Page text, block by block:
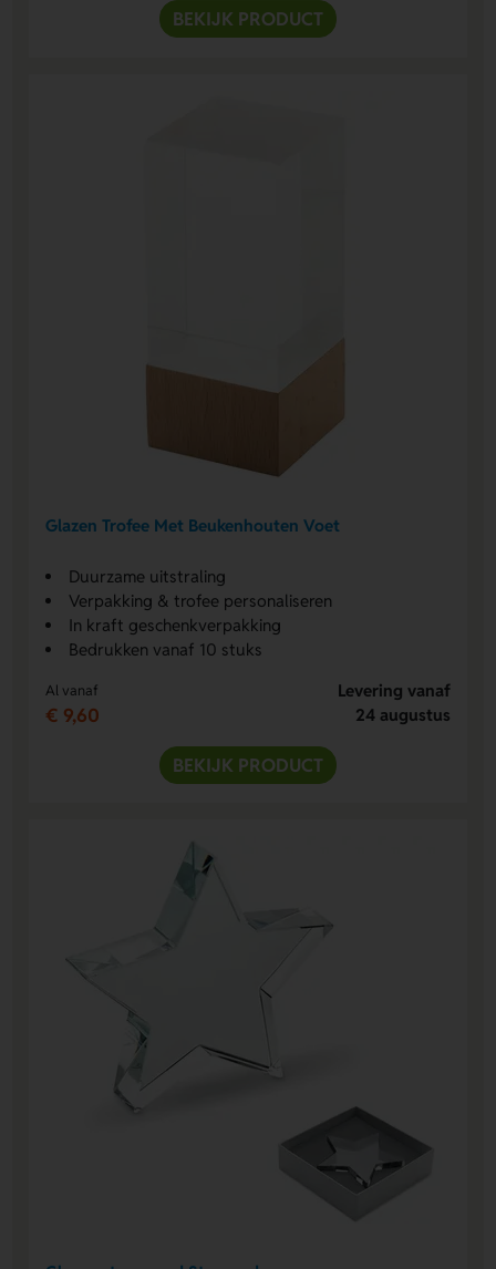
BEKIJK PRODUCT
Glazen Trofee Met Beukenhouten Voet
Duurzame uitstraling
Verpakking & trofee personaliseren
In kraft geschenkverpakking
Bedrukken vanaf 10 stuks
Al vanaf
€ 9,60
Levering vanaf
24 augustus
BEKIJK PRODUCT